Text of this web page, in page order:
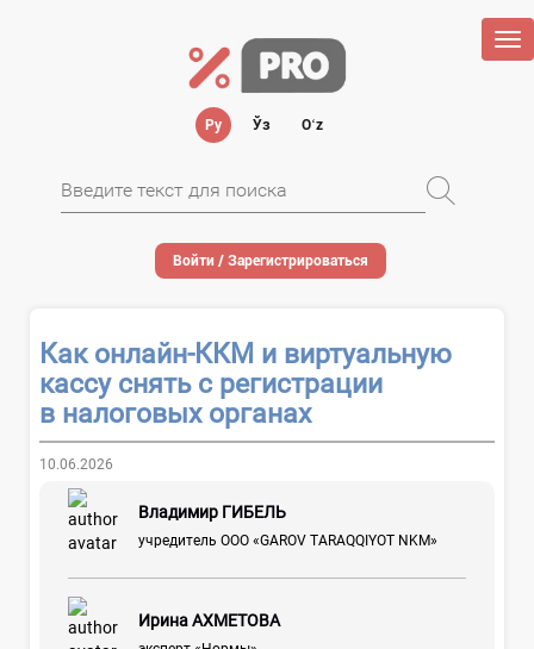
Ру Ўз Oʻz
Войти / Зарегистрироваться
Как онлайн-ККМ и виртуальную
кассу снять с регистрации
в налоговых органах
10.06.2026
Владимир ГИБЕЛЬ
учредитель ООО «GAROV TARAQQIYOT NKM»
Ирина АХМЕТОВА